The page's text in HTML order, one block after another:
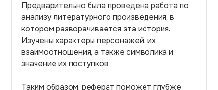
Предварительно была проведена работа по
анализу литературного произведения, в
котором разворачивается эта история.
Изучены характеры персонажей, их
взаимоотношения, а также символика и
значение их поступков.
Таким образом, реферат поможет глубже